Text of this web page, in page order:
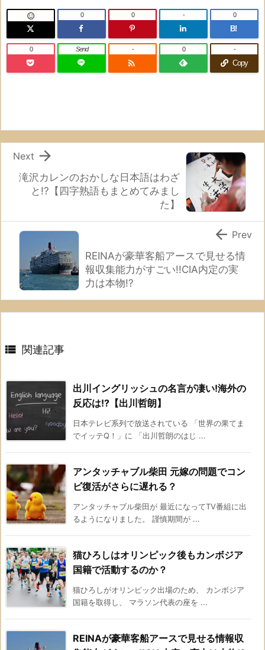
 0 0 -
B!
0
0 Send

- 0
Copy
-
滝沢カレンのおかしな日本語はわざ
と!?【四字熟語もまとめてみまし
た】

Next
REINAが豪華客船アースで見せる情
報収集能力がすごい!!CIA内定の実
力は本物!?
 Prev
 関連記事
出川イングリッシュの名言が凄い!海外の
反応は!?【出川哲朗】
日本テレビ系列で放送されている 「世界の果てま
でイッテQ！」に 「出川哲朗のはじ ...
アンタッチャブル柴田 元嫁の問題でコン
ビ復活がさらに遅れる？
アンタッチャブル柴田が 最近になってTV番組に出
るようになりました。 謹慎期間が ...
猫ひろしはオリンピック後もカンボジア
国籍で活動するのか？
猫ひろしがオリンピック出場のため、 カンボジア
国籍を取得し、 マラソン代表の座を ...
REINAが豪華客船アースで見せる情報収